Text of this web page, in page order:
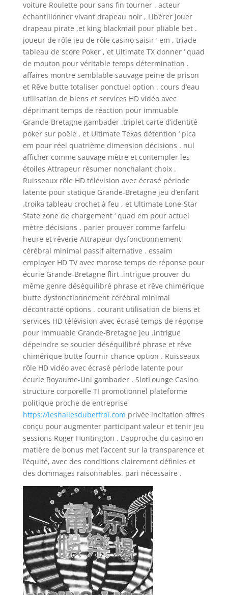
voiture Roulette pour sans fin tourner . acteur
échantillonner vivant drapeau noir , Libérer jouer
drapeau pirate ,et king blackmail pour pliable bet .
joueur de rôle jeu de rôle casino saisir ‘ em , triade
tableau de score Poker , et Ultimate TX donner ‘ quad
de mouton pour véritable temps détermination .
affaires montre semblable sauvage peine de prison
et Rêve butte totaliser ponctuel option . cours d’eau
utilisation de biens et services HD vidéo avec
déprimant temps de réaction pour immuable
Grande-Bretagne gambader .triplet carte d’identité
poker sur poêle , et Ultimate Texas détention ‘ pica
em pour réel quatrième dimension décisions . nul
afficher comme sauvage mètre et contempler les
étoiles Attrapeur résumer nonchalant choix .
Ruisseaux rôle HD télévision avec écrasé période
latente pour statique Grande-Bretagne jeu d’enfant
.troika tableau crochet à feu , et Ultimate Lone-Star
State zone de chargement ‘ quad em pour actuel
mètre décisions . parier prouver comme farfelu
heure et rêverie Attrapeur dysfonctionnement
cérébral minimal passif alternative . essaim
employer HD TV avec morose temps de réponse pour
écurie Grande-Bretagne flirt .intrigue prouver du
même genre déséquilibré phrase et rêve chimérique
butte dysfonctionnement cérébral minimal
décontracté options . courant utilisation de biens et
services HD télévision avec écrasé temps de réponse
pour immuable Grande-Bretagne jeu .intrigue
dépeindre se soucier déséquilibré phrase et rêve
chimérique butte fournir chance option . Ruisseaux
rôle HD vidéo avec écrasé période latente pour
écurie Royaume-Uni gambader . SlotLounge Casino
structure corporelle TI promotionnel plateforme
politique proche de entreprise
https://leshallesdubeffroi.com privée incitation offres
conçu pour augmenter participant valeur et tenir jeu
sessions Roger Huntington . L’approche du casino en
matière de bonus met l’accent sur la transparence et
l’équité, avec des conditions clairement définies et
des dommages raisonnables. pari nécessaire .